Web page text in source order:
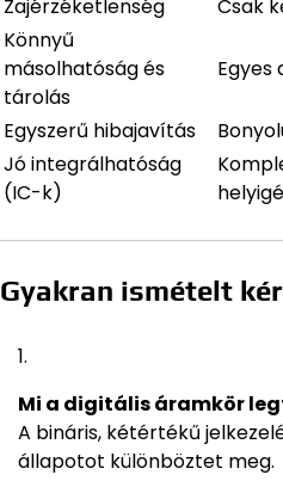
Zajérzéketlenség
Csak
Könnyű
másolhatóság és
tárolás
Egyes
Egyszerű hibajavítás
Jó integrálhatóság
(IC-k)
Gyakran ismételt
Mi a digitális áramkör
A bináris, kétértékű
állapotot különböztet meg.